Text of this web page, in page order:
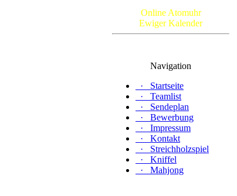
Online Atomuhr
Ewiger Kalender
Navigation
·
Startseite
·
Teamlist
·
Sendeplan
·
Bewerbung
·
Impressum
·
Kontakt
·
Streichholzspiel
·
Kniffel
·
Mahjong